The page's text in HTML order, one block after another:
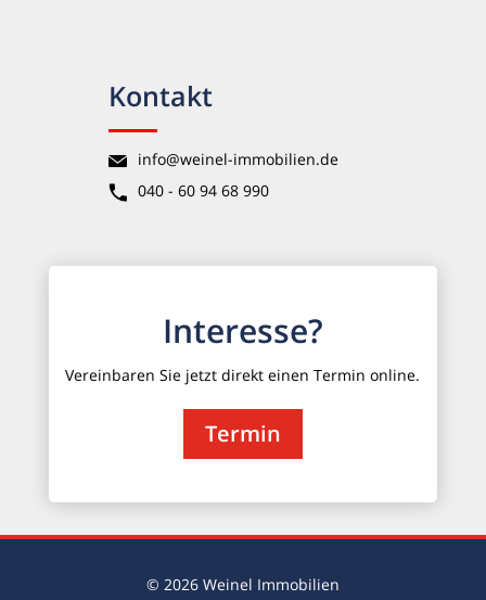
Kontakt
info@weinel-immobilien.de
040 - 60 94 68 990
Interesse?
Vereinbaren Sie jetzt direkt einen Termin online.
Termin
© 2026 Weinel Immobilien